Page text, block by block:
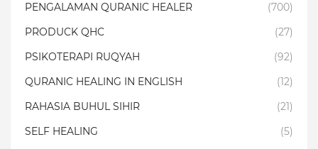
PENGALAMAN QURANIC HEALER
(700)
PRODUCK QHC
(27)
PSIKOTERAPI RUQYAH
(92)
QURANIC HEALING IN ENGLISH
(12)
RAHASIA BUHUL SIHIR
(21)
SELF HEALING
(5)